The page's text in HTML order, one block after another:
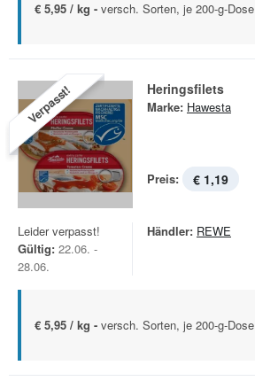
€ 5,95 / kg - versch. Sorten, je 200-g-Dose
Verpasst! Heringsfilets
Marke: Hawesta
Preis: € 1,19
Leider verpasst!
Gültig: 22.06. -
28.06.
Händler: REWE
€ 5,95 / kg - versch. Sorten, je 200-g-Dose